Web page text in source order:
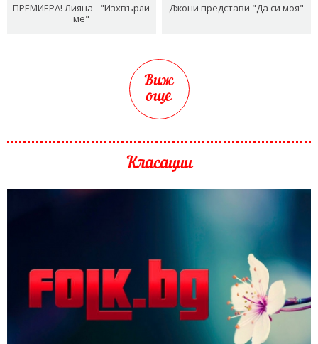
ПРЕМИЕРА! Лияна - "Изхвърли
ме"
Джони представи "Да си моя"
Виж
още
Класации